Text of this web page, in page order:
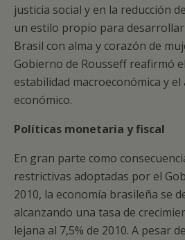
justicia social y en la reducción
un estilo propio para
Brasil con alma y corazón de
Gobierno de Rousseff reafirmó
estabilidad macroeconómica y
económico.
Políticas monetaria y fiscal
En gran parte como
restrictivas adoptadas por el
2010, la economía brasileña se
alcanzando una tasa de
lejana al 7,5% de 2010. A pesar